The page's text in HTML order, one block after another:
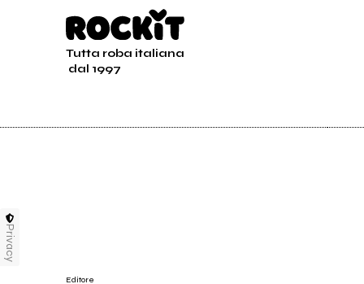
Tutta roba italiana
dal 1997
Editore
Privacy